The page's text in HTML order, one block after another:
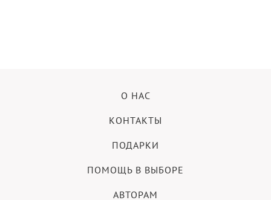
О НАС
КОНТАКТЫ
ПОДАРКИ
ПОМОЩЬ В ВЫБОРЕ
АВТОРАМ